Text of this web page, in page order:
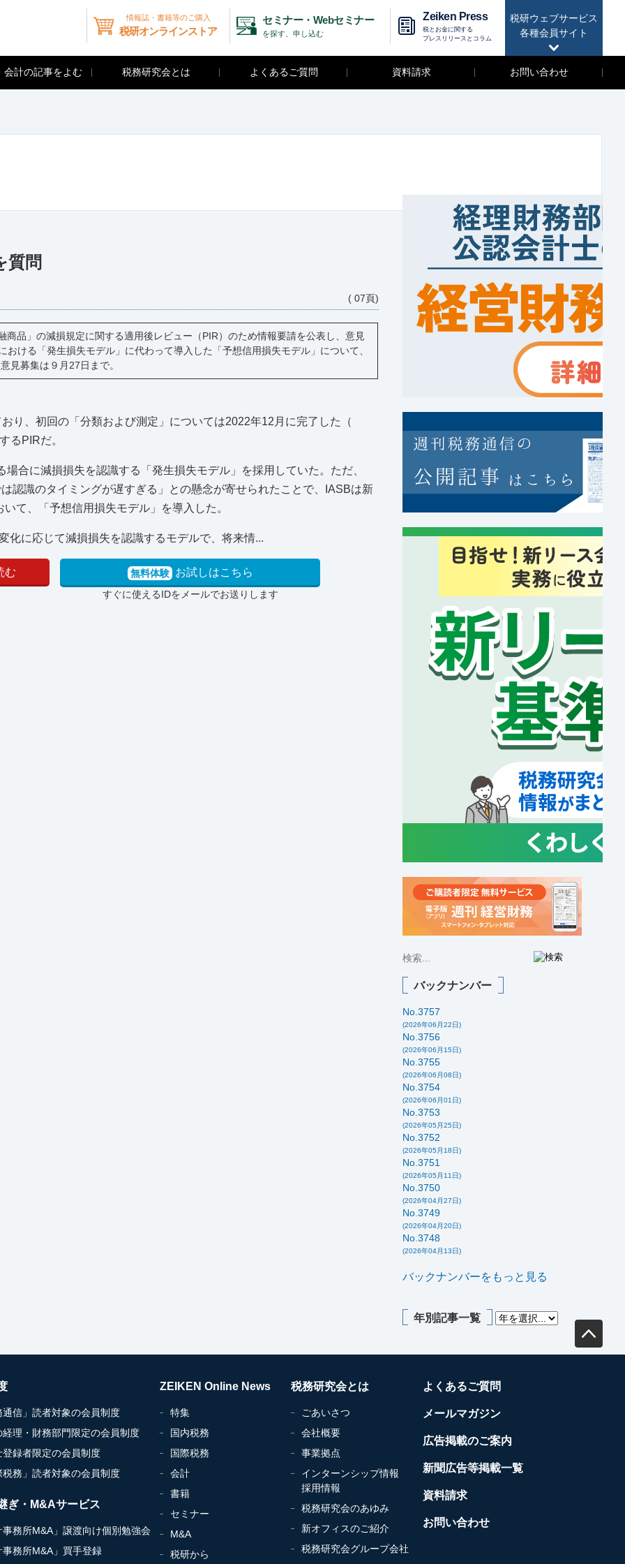
税研ウェブサービス
各種会員サイト
情報誌・書籍等のご購入
税研オンラインストア
セミナー・Webセミナー
を探す、申し込む
Zeiken Press
税とお金に関する
プレスリリースとコラム
会計の記事をよむ 税務研究会とは よくあるご質問 資料請求 お問い合わせ
質問
( 07頁)
品」の減損規定に関する適用後レビュー（PIR）のため情報要請を公表し、意見
ける「発生損失モデル」に代わって導入した「予想信用損失モデル」について、
見募集は９月27日まで。
り、初回の「分類および測定」については2022年12月に完了した（
るPIRだ。
合に減損損失を認識する「発生損失モデル」を採用していた。ただ、
認識のタイミングが遅すぎる」との懸念が寄せられたことで、IASBは新
て、「予想信用損失モデル」を導入した。
化に応じて減損損失を認識するモデルで、将来情...
む 無料体験 お試しはこちら
すぐに使えるIDをメールでお送りします
バックナンバー
No.3757
(2026年06月22日)
No.3756
(2026年06月15日)
No.3755
(2026年06月08日)
No.3754
(2026年06月01日)
No.3753
(2026年05月25日)
No.3752
(2026年05月18日)
No.3751
(2026年05月11日)
No.3750
(2026年04月27日)
No.3749
(2026年04月20日)
No.3748
(2026年04月13日)
バックナンバーをもっと見る
年別記事一覧
通信」読者対象の会員制度
経理・財務部門限定の会員制度
登録者限定の会員制度
税務」読者対象の会員制度
ぎ・M&Aサービス
事務所M&A」譲渡向け個別勉強会
事務所M&A」買手登録
ZEIKEN Online News
特集
国内税務
国際税務
会計
書籍
セミナー
M&A
税研から
税務研究会とは
ごあいさつ
会社概要
事業拠点
インターンシップ情報
採用情報
税務研究会のあゆみ
新オフィスのご紹介
税務研究会グループ会社
よくあるご質問
メールマガジン
広告掲載のご案内
新聞広告等掲載一覧
資料請求
お問い合わせ